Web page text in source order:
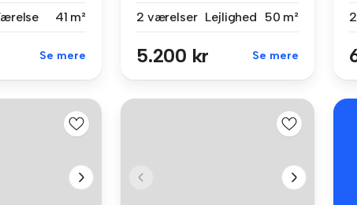
41 m²
Se mere
2 værelser Lejlighed 50 m²
5.200 kr Se mere